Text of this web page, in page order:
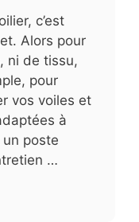
c’est
Alors pour
ni de tissu,
pour
vos voiles et
à
poste
…